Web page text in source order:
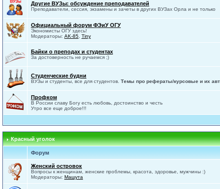
Другие ВУЗы: обсуждение преподавателей
Преподаватели, сессия, экзамены и зачеты в других ВУЗах Орла и не только
Официальный форум ФЭиУ ОГУ
Экономисты ОГУ здесь!
Модераторы: AK-85, Tiny
Байки о преподах и студентах
За достоверность не ручаемся ;)
Студенческие будни
ВУЗы и студенты, все для студентов. Темы про рефераты/курсовые и их
Профком
В России славу Богу есть любовь, достоинство и честь
Утро все еще доброе!!!
Красный уголок
Форум
Женский островок
Вопросы к женщинам, женские проблемы, красота, здоровье, мужчины :)
Модераторы: Машута